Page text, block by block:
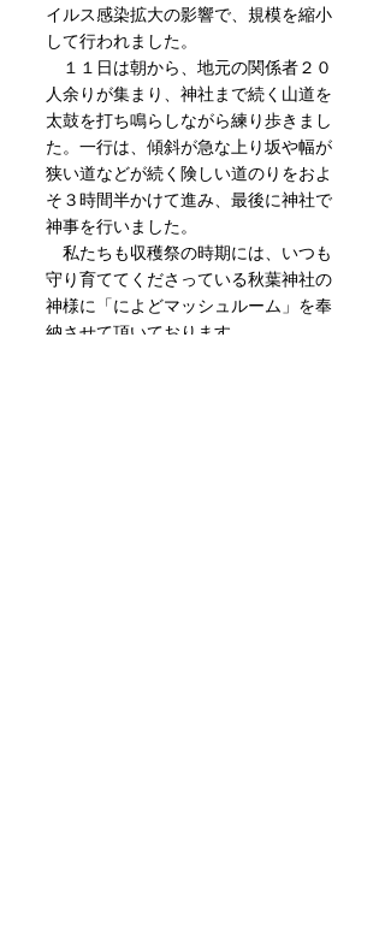
イルス感染拡大の影響で、規模を縮小
して行われました。
１１日は朝から、地元の関係者２０
人余りが集まり、神社まで続く山道を
太鼓を打ち鳴らしながら練り歩きまし
た。一行は、傾斜が急な上り坂や幅が
狭い道などが続く険しい道のりをおよ
そ３時間半かけて進み、最後に神社で
神事を行いました。
私たちも収穫祭の時期には、いつも
守り育ててくださっている秋葉神社の
神様に「によどマッシュルーム」を奉
納させて頂いております。